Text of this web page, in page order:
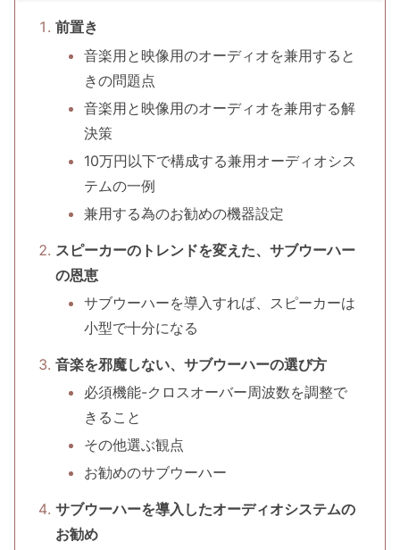
前置き
音楽用と映像用のオーディオを兼用すると
きの問題点
音楽用と映像用のオーディオを兼用する解
決策
10万円以下で構成する兼用オーディオシス
テムの一例
兼用する為のお勧めの機器設定
スピーカーのトレンドを変えた、サブウーハー
の恩恵
サブウーハーを導入すれば、スピーカーは
小型で十分になる
音楽を邪魔しない、サブウーハーの選び方
必須機能-クロスオーバー周波数を調整で
きること
その他選ぶ観点
お勧めのサブウーハー
サブウーハーを導入したオーディオシステムの
お勧め